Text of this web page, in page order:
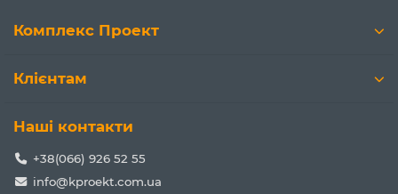
Комплекс Проект
Клієнтам
Наші контакти
+38(066) 926 52 55
info@kproekt.com.ua